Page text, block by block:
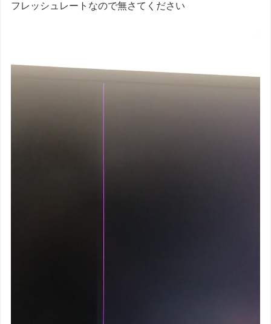
フレッシュレートなので無さてください